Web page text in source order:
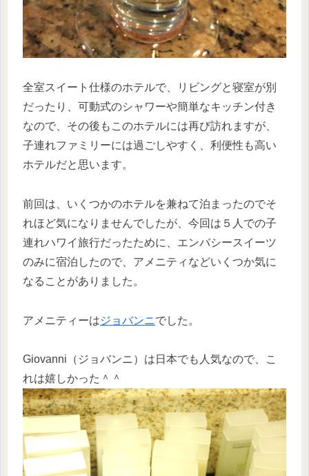
全室スイート仕様のホテルで、リビングと寝室が別
だったり、可動式のシャワーや簡単なキッチン付き
なので、その後もこのホテルには再び訪れますが、
子連れファミリーには過ごしやすく、利便性も高い
ホテルだと思います。
前回は、いくつかのホテルを兼ねて泊まったのでそ
れほど気になりませんでしたが、今回は５人での子
連れハワイ旅行だったために、エンバシースイーツ
のみに宿泊したので、アメニティなどいくつか気に
なることがありました。
アメニティーはジョバンニでした。
Giovanni（ジョバンニ）は日本でも人気なので、こ
れは嬉しかった＾＾